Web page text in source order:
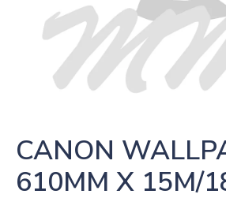
CANON
610MM X 15M/